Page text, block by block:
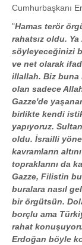
Cumhurbaşkanı
"Hamas terör
rahatsız oldu.
söyleyeceğinizi
ve net olarak
illallah. Biz buna
olan sadece
Gazze'de
birlikte kendi
yapıyoruz.
oldu. İsrailli
kavramların
topraklarını da
Gazze, Filistin
buralara nasıl
bir örgütsün.
borçlu ama
rahat
Erdoğan böyle